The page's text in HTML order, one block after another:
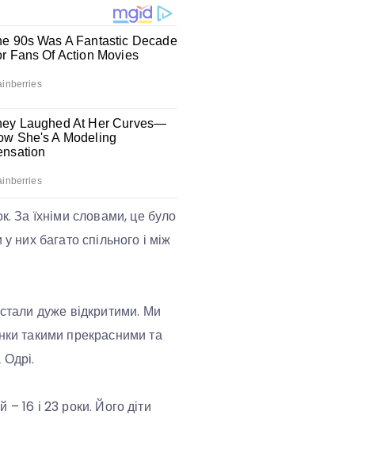
За їхніми словами, це було
них багато спільного і між
дуже відкритими. Ми
такими прекрасними та
– 16 і 23 роки. Його діти